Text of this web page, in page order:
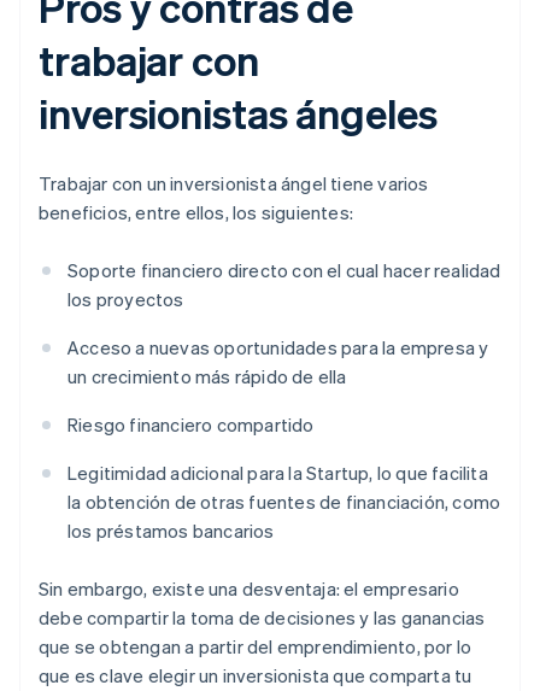
trabajar con
inversionistas ángeles
Trabajar con un inversionista ángel tiene varios
beneficios, entre ellos, los siguientes:
Soporte financiero directo con el cual hacer realidad
los proyectos
Acceso a nuevas oportunidades para la empresa y
un crecimiento más rápido de ella
Riesgo financiero compartido
Legitimidad adicional para la Startup, lo que facilita
la obtención de otras fuentes de financiación, como
los préstamos bancarios
Sin embargo, existe una desventaja: el empresario
debe compartir la toma de decisiones y las ganancias
que se obtengan a partir del emprendimiento, por lo
que es clave elegir un inversionista que comparta tu